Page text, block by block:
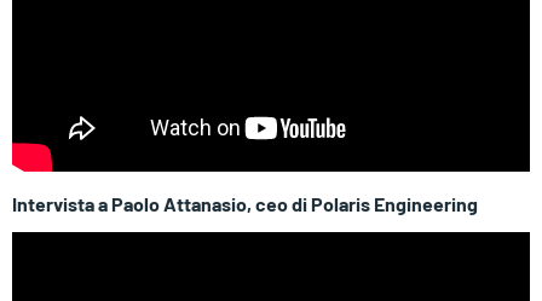
Intervista a Paolo Attanasio, ceo di Polaris Engineering